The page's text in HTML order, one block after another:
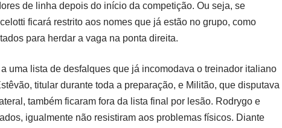
de linha depois do início da competição. Ou seja, se
ficará restrito aos nomes que já estão no grupo, como
para herdar a vaga na ponta direita.
uma lista de desfalques que já incomodava o treinador italiano
titular durante toda a preparação, e Militão, que disputava
também ficaram fora da lista final por lesão. Rodrygo e
igualmente não resistiram aos problemas físicos. Diante